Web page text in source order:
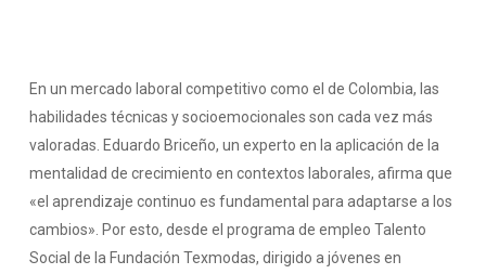
En un mercado laboral competitivo como el de Colombia, las
habilidades técnicas y socioemocionales son cada vez más
valoradas. Eduardo Briceño, un experto en la aplicación de la
mentalidad de crecimiento en contextos laborales, afirma que
«el aprendizaje continuo es fundamental para adaptarse a los
cambios». Por esto, desde el programa de empleo Talento
Social de la Fundación Texmodas, dirigido a jóvenes en